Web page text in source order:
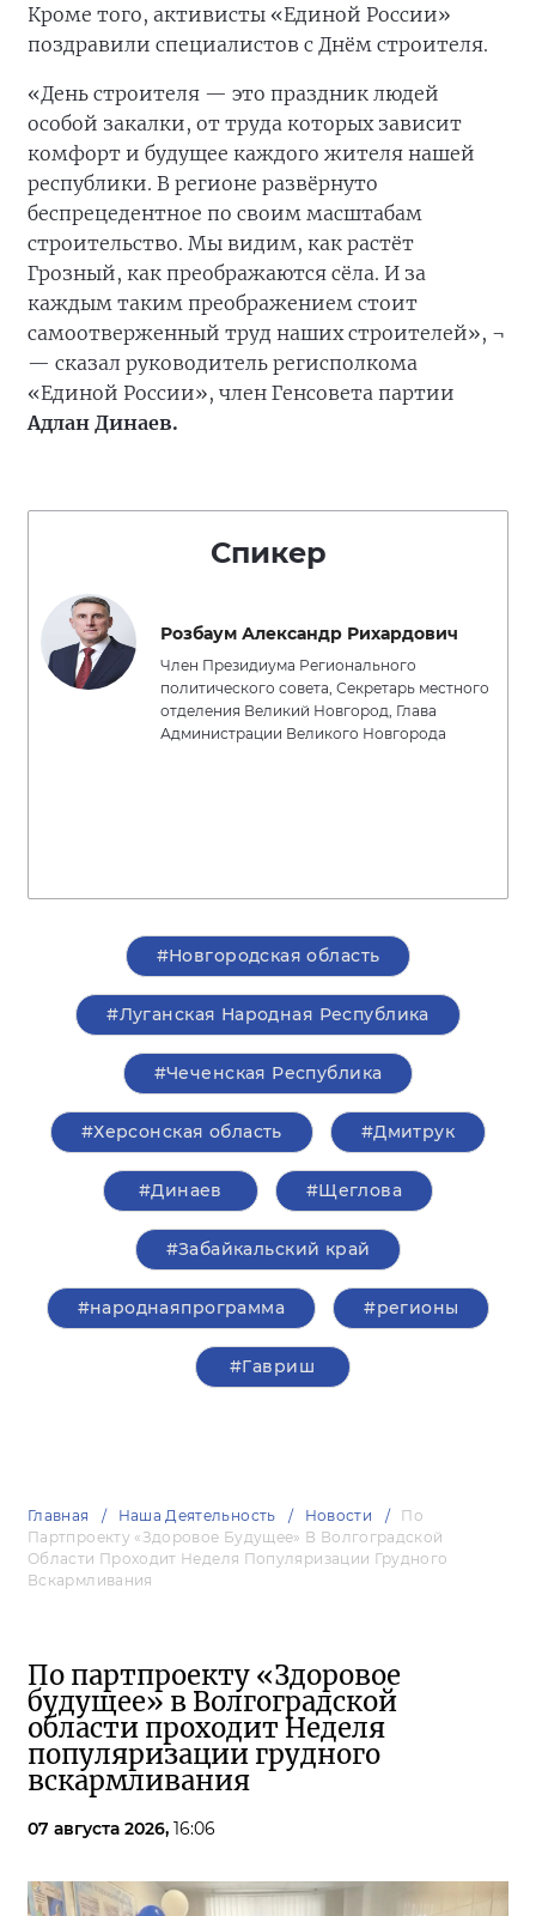
Кроме того, активисты «Единой России»
поздравили специалистов с Днём строителя.
«День строителя — это праздник людей
особой закалки, от труда которых зависит
комфорт и будущее каждого жителя нашей
республики. В регионе развёрнуто
беспрецедентное по своим масштабам
строительство. Мы видим, как растёт
Грозный, как преображаются сёла. И за
каждым таким преображением стоит
самоотверженный труд наших строителей», ¬
— сказал руководитель регисполкома
«Единой России», член Генсовета партии
Адлан Динаев.
Спикер
Розбаум Александр Рихардович
Член Президиума Регионального
политического совета, Секретарь местного
отделения Великий Новгород, Глава
Администрации Великого Новгорода
#Новгородская область
#Луганская Народная Республика
#Чеченская Республика
#Херсонская область #Дмитрук
#Динаев #Щеглова
#Забайкальский край
#народнаяпрограмма #регионы
#Гавриш
Главная Наша Деятельность Новости
По
Партпроекту «Здоровое Будущее» В Волгоградской
Области Проходит Неделя Популяризации Грудного
Вскармливания
По партпроекту «Здоровое
будущее» в Волгоградской
области проходит Неделя
популяризации грудного
вскармливания
07 августа 2026, 16:06